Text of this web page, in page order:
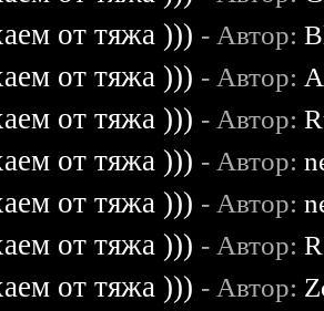
от тяжа ))) - Автор:
от тяжа ))) - Автор:
от тяжа ))) - Автор:
от тяжа ))) - Автор:
от тяжа ))) - Автор:
от тяжа ))) - Автор:
от тяжа ))) - Автор: